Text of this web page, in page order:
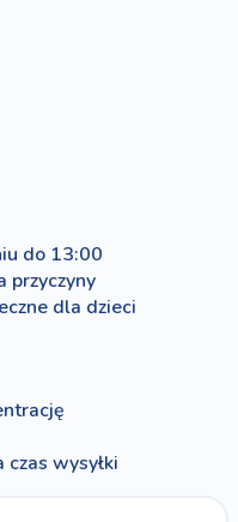
do 13:00
przyczyny
dla dzieci
wysyłki